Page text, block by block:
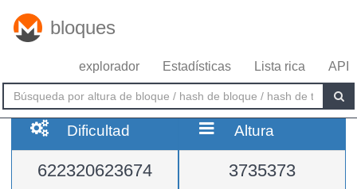
bloques
explorador Estadísticas Lista rica API
Dificultad
622320623674
Altura
3735373